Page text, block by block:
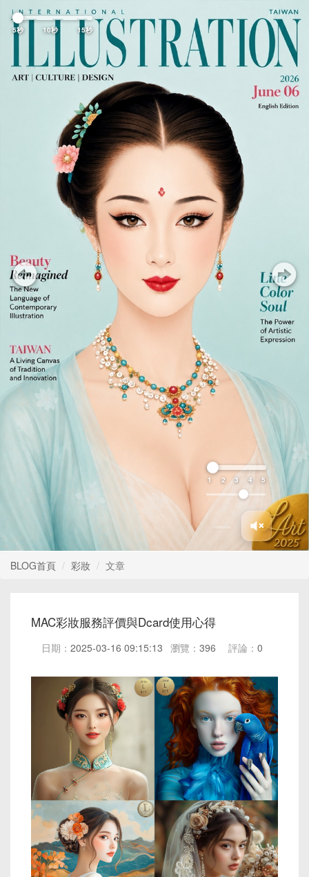
Previous
1 2 3 4 5
5秒 10秒 15秒
BLOG首頁 彩妝 文章
MAC彩妝服務評價與Dcard使用心得
日期： 2025-03-16 09:15:13 瀏覽： 396 評論： 0